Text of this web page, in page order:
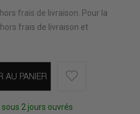
frais de livraison Pour la
frais de livraison et
AU PANIER
2 jours ouvrés